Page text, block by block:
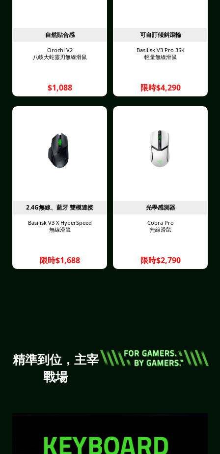
自然貼合感
Orochi V2
八岐大蛇靈刃無線滑鼠
$1,088
可自訂傾斜滾輪
Basilisk V3 Pro 35K
輕量無線滑鼠
限時$4,290
2.4G無線、藍牙 雙模連接
Basilisk V3 X HyperSpeed
無線滑鼠
限時$1,688
光學感測器
Cobra Pro
無線滑鼠
限時$2,790
精準到位，主宰
戰場